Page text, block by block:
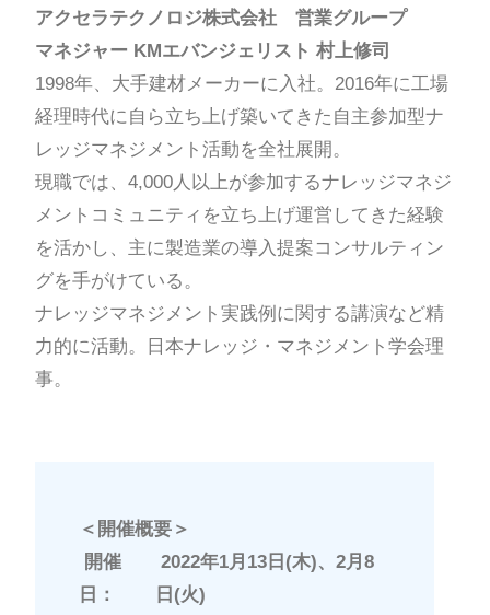
アクセラテクノロジ株式会社 営業グループ
マネジャー KMエバンジェリスト 村上修司
1998年、大手建材メーカーに入社。2016年に工場
経理時代に自ら立ち上げ築いてきた自主参加型ナ
レッジマネジメント活動を全社展開。
現職では、4,000人以上が参加するナレッジマネジ
メントコミュニティを立ち上げ運営してきた経験
を活かし、主に製造業の導入提案コンサルティン
グを手がけている。
ナレッジマネジメント実践例に関する講演など精
力的に活動。日本ナレッジ・マネジメント学会理
事。
＜開催概要＞
開催
日：
2022年1月13日(木)、2月8
日(火)